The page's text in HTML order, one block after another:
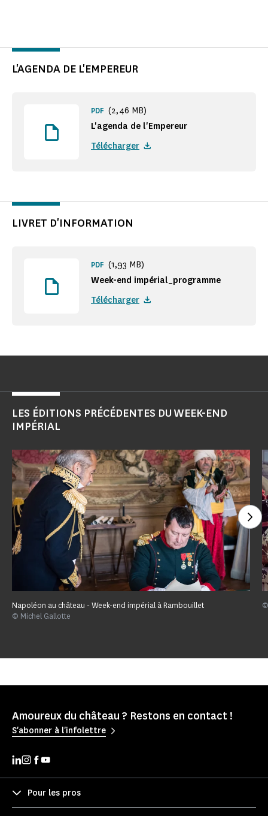
L'AGENDA DE L'EMPEREUR
L'agenda de l'Empereur
PDF (2,46 MB)
Télécharger
LIVRET D'INFORMATION
Week-end impérial_programme
PDF (1,93 MB)
Télécharger
LES ÉDITIONS PRÉCÉDENTES DU WEEK-END
IMPÉRIAL
Napoléon au château - Week-end impérial à Rambouillet
© Michel Gallotte
Amoureux du château ? Restons en contact !
S'abonner à l'infolettre
Pour les pros